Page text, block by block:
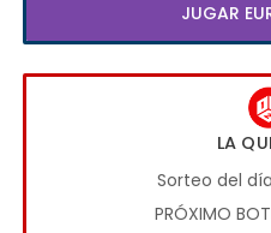
JUGAR
LA
Sorteo del
PRÓXIMO